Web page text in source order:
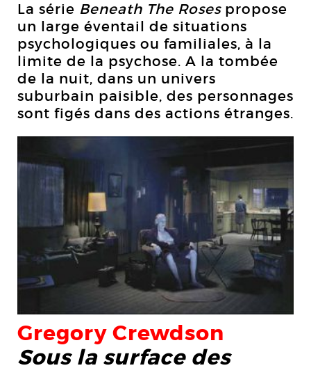
La série Beneath The Rosespropose
un large éventail de situations
psychologiques ou familiales, à la
limite de la psychose. A la tombée
de la nuit, dans un univers
suburbain paisible, des personnages
sont figés dans des actions étranges.
Gregory Crewdson
Sous la surface des